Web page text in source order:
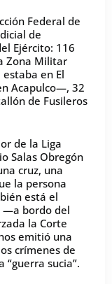
Federal de
de
Ejército: 116
Zona Militar
en El
Acapulco—, 32
de Fusileros
de la Liga
Salas Obregón
cruz, una
la persona
está el
—a bordo del
la Corte
emitió una
crímenes de
“guerra sucia”.